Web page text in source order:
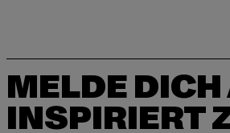
MELDE
INSPIRIERT